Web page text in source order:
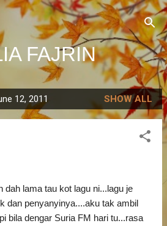
to main content
FAJRIN
12, 2011 SHOW ALL
dah lama tau kot lagu ni...lagu je
dan penyanyinya....aku tak ambil
bila dengar Suria FM hari tu...rasa